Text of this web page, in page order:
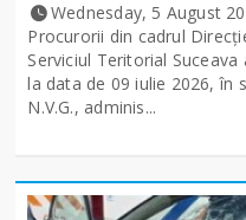
Wednesday, 5 August
Procurorii din cadrul
Serviciul Teritorial
la data de 09 iulie 2026, în
N.V.G., adminis...